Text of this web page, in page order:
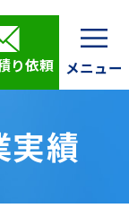
り依頼
実績